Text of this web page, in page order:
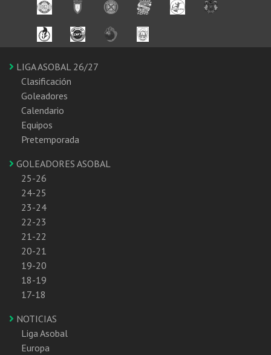
LIGA ASOBAL 26/27
Clasificación
Goleadores
Calendario
Equipos
Pretemporada
GOLEADORES ASOBAL
25-26
24-25
23-24
22-23
21-22
20-21
19-20
18-19
17-18
NOTICIAS
Liga Asobal
Europa